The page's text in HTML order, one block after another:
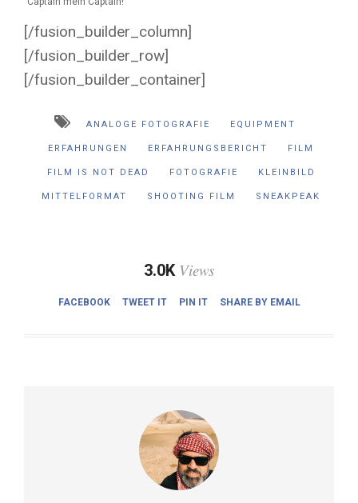
[/fusion_builder_column]
[/fusion_builder_row]
[/fusion_builder_container]
ANALOGE FOTOGRAFIE EQUIPMENT
ERFAHRUNGEN ERFAHRUNGSBERICHT FILM
FILM IS NOT DEAD FOTOGRAFIE KLEINBILD
MITTELFORMAT SHOOTING FILM SNEAKPEAK
3.0K Views
FACEBOOK TWEET IT PIN IT SHARE BY EMAIL